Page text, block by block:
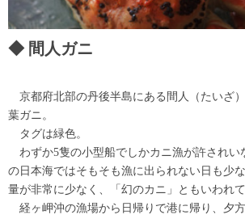
間人ガニ
京都府北部の丹後半島にある間人（たいざ
葉ガニ。
タグは緑色。
わずか5隻の小型船でしかカニ漁が許されい
の日本海ではそもそも漁に出られない日も少
量が非常に少なく、「幻のカニ」ともいわれて
経ヶ岬沖の漁場から日帰りで港に帰り、夕